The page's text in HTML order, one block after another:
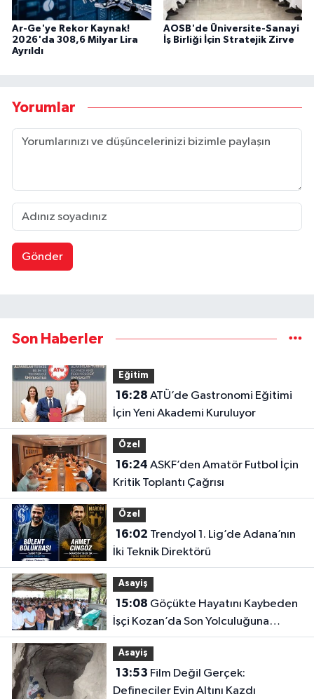
Ar-Ge'ye Rekor Kaynak!
2026'da 308,6 Milyar Lira
Ayrıldı
AOSB'de Üniversite-Sanayi
İş Birliği İçin Stratejik Zirve
Yorumlar
Gönder
Son Haberler
Eğitim
16:28
İçin Yeni Akademi Kuruluyor
Özel
16:24
Kritik Toplantı Çağrısı
Özel
16:02
İki Teknik Direktörü
Asayiş
15:08
İşçi Kozan’da Son Yolculuğuna
Uğurlandı
Asayiş
13:53
Defineciler Evin Altını Kazdı